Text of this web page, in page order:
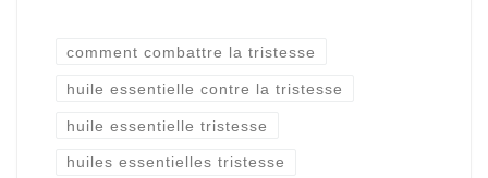
comment combattre la tristesse
huile essentielle contre la tristesse
huile essentielle tristesse
huiles essentielles tristesse